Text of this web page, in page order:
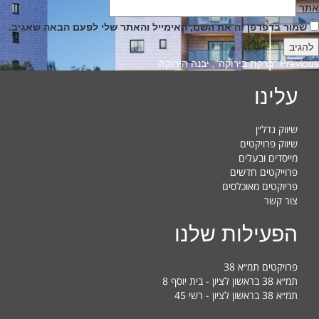
אתר
שמור בדפדפן זה את השם, האימייל והאתר שלי לפעם הבאה שאגיב.
Previous
Previous
“ברקת בירוקה”, יבנה הירוקה
עלינו
שיווק נדל״ן
שיווק פרויקטים
מייסדים ובעלים
פרוייקטים חדשים
פריוקטים מאוכלסים
צור קשר
הפעילות שלנו
פרויקטים תמ״א 38
תמ״א 38 בראשון לציון - בית יוסף 8
תמ״א 38 בראשון לציון - רשי 45